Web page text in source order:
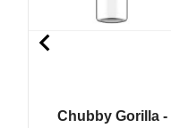
Chubby Gorilla -
